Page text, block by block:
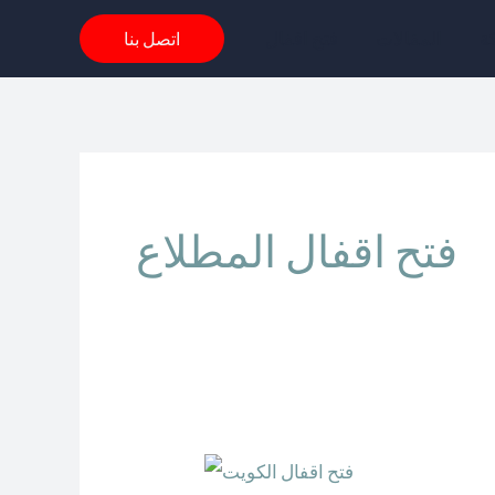
content
اتصل بنا
فتح اقفال المطلاع
فتح